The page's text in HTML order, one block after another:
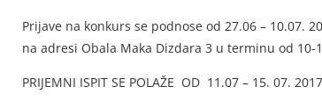
Prijave na konkurs se podnose od 27.06 – 10.07.
na adresi Obala Maka Dizdara 3 u terminu od 10-
PRIJEMNI ISPIT SE POLAŽE OD 11.07 – 15. 07.